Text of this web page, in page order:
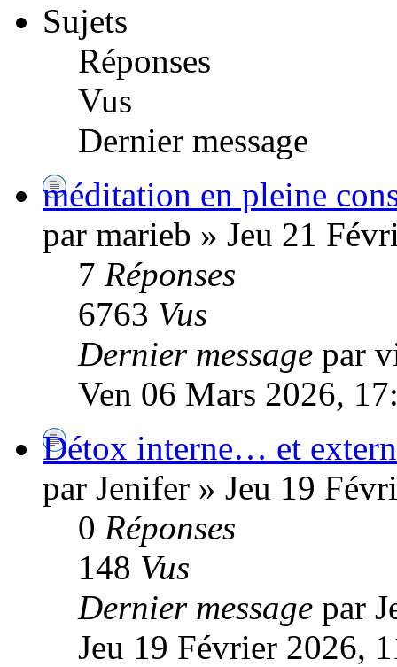
Sujets
Réponses
Vus
Dernier message
méditation en pleine
par marieb » Jeu 21
7 Réponses
6763 Vus
Dernier message par
Ven 06 Mars 2026,
Détox interne… et
par Jenifer » Jeu 19
0 Réponses
148 Vus
Dernier message par
Jeu 19 Février 2026,